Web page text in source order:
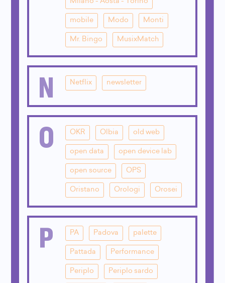
mobile Modo Monti
Mr. Bingo MusixMatch
N Netflix newsletter
O OKR Olbia old web
open data open device lab
open source OPS
Oristano Orologi Orosei
P PA Padova palette
Pattada Performance
Periplo Periplo sardo